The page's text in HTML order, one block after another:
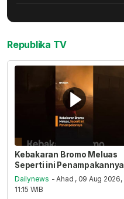
Republika TV
Kebakaran Bromo Meluas
Seperti ini Penampakannya
Dailynews - Ahad , 09 Aug 2026,
11:15 WIB